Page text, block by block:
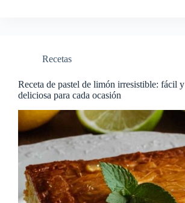
Recetas
Receta de pastel de limón irresistible: fácil y
deliciosa para cada ocasión